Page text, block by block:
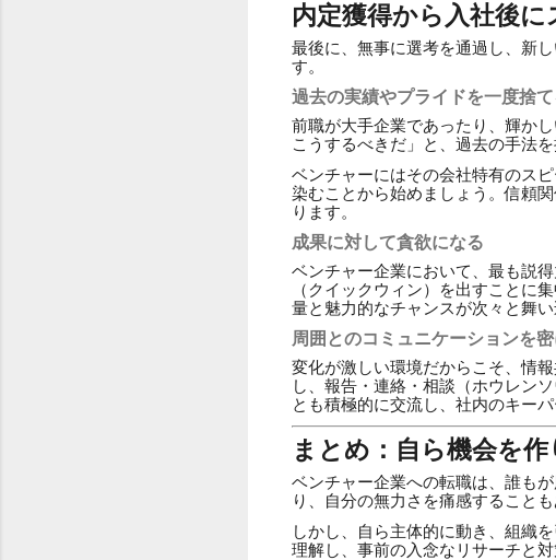
内定獲得から入社後
最後に、無事に選考を通過し、新
す。
過去の実績やプライドを一度捨て
前職が大手企業であったり、輝か
こうするべきだ」と、過去の手法
ベンチャーにはその会社特有のス
染むことから始めましょう。信頼
ります。
成果に対して貪欲になる
ベンチャー企業において、最も説
（クイックウィン）を出すことに
量と魅力的なチャンスが次々と舞
周囲とのコミュニケーションを
変化が激しい環境だからこそ、情
し、報告・連絡・相談（ホウレン
とも積極的に交流し、社内のキー
まとめ：自ら機会を
ベンチャー企業への転職は、誰も
り、自分の無力さを痛感することも
しかし、自ら主体的に動き、組織
理解し、事前の入念なリサーチと